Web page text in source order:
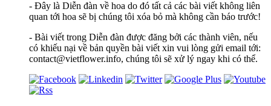
- Đây là Diễn đàn về hoa do đó tất cả các bài viết không liên
quan tới hoa sẽ bị chúng tôi xóa bỏ mà không cần báo trước!
- Bài viết trong Diễn đàn được đăng bởi các thành viên, nếu
có khiếu nại về bản quyền bài viết xin vui lòng gửi email tới:
contact@vietflower.info, chúng tôi sẽ xử lý ngay khi có thể.